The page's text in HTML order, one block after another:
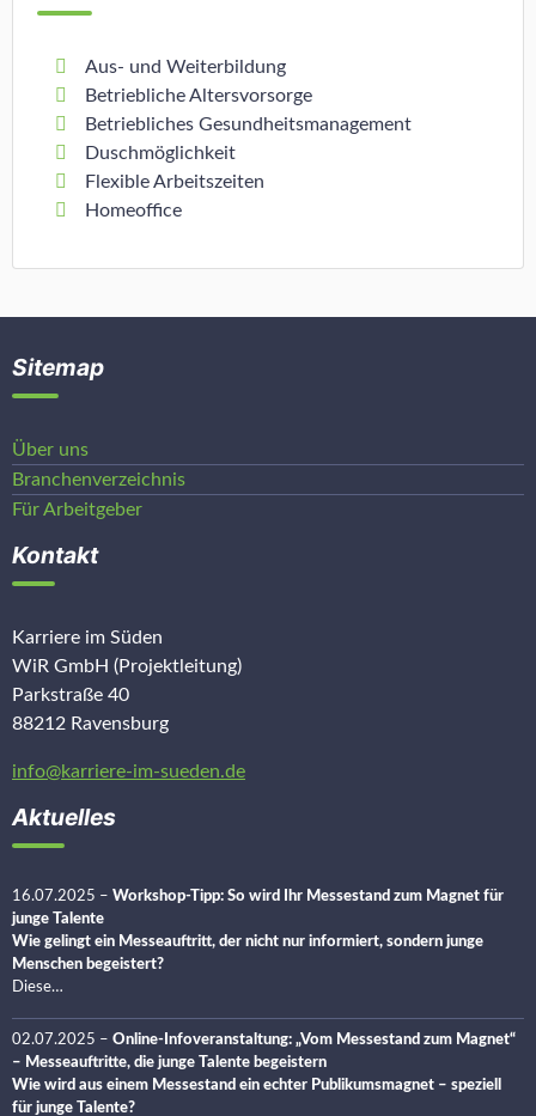
Aus- und Weiterbildung
Betriebliche Altersvorsorge
Betriebliches Gesundheitsmanagement
Duschmöglichkeit
Flexible Arbeitszeiten
Homeoffice
Sitemap
Über uns
Branchenverzeichnis
Für Arbeitgeber
Kontakt
Karriere im Süden
WiR GmbH (Projektleitung)
Parkstraße 40
88212 Ravensburg
info@karriere-im-sueden.de
Aktuelles
16.07.2025 – Workshop-Tipp: So wird Ihr Messestand zum Magnet für
junge Talente
Wie gelingt ein Messeauftritt, der nicht nur informiert, sondern junge
Menschen begeistert?
Diese…
02.07.2025 – Online-Infoveranstaltung: „Vom Messestand zum Magnet“
– Messeauftritte, die junge Talente begeistern
Wie wird aus einem Messestand ein echter Publikumsmagnet – speziell
für junge Talente?